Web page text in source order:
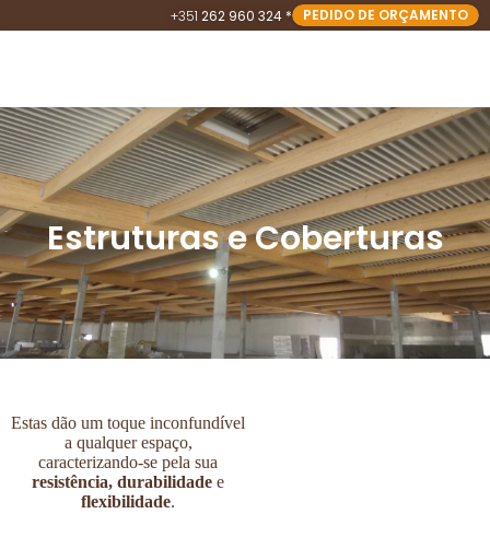
+351 262 960 324 * PEDIDO DE ORÇAMENTO
Estruturas e Coberturas
Estas dão um toque inconfundível
a qualquer espaço,
caracterizando-se pela sua
resistência, durabilidade e
flexibilidade.